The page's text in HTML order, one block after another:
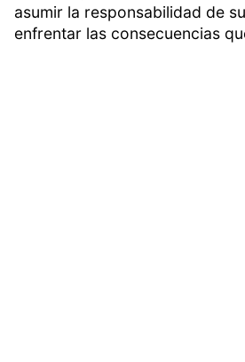
asumir la responsabilidad de
enfrentar las consecuencias